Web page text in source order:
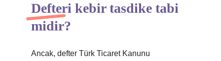
Defteri kebir tasdike tabi
midir?
Ancak, defter Türk Ticaret Kanunu